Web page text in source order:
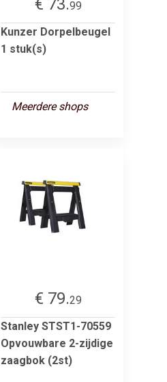
€ 73.99
Kunzer Dorpelbeugel
1 stuk(s)
Meerdere shops
€ 79.29
Stanley STST1-70559
Opvouwbare 2-zijdige
zaagbok (2st)